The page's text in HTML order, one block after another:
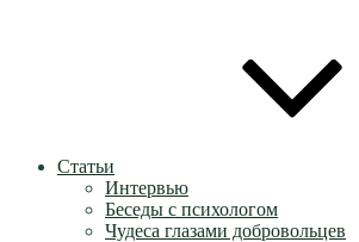
Статьи
Интервью
Беседы с психологом
Чудеса глазами добровольцев